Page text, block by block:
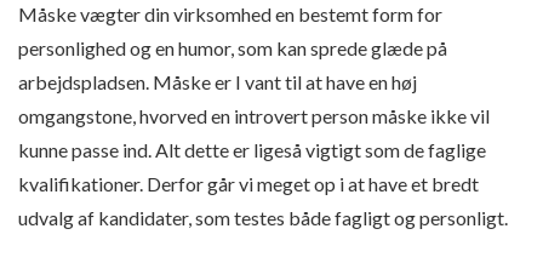
Måske vægter din virksomhed en bestemt form for
personlighed og en humor, som kan sprede glæde på
arbejdspladsen. Måske er I vant til at have en høj
omgangstone, hvorved en introvert person måske ikke vil
kunne passe ind. Alt dette er ligeså vigtigt som de faglige
kvalifikationer. Derfor går vi meget op i at have et bredt
udvalg af kandidater, som testes både fagligt og personligt.